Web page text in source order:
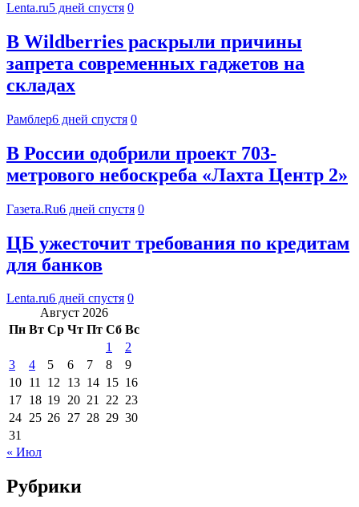
Lenta.ru5 дней спустя 0
В Wildberries раскрыли причины
запрета современных гаджетов на
складах
Рамблер6 дней спустя 0
В России одобрили проект 703-
метрового небоскреба «Лахта Центр 2»
Газета.Ru6 дней спустя 0
ЦБ ужесточит требования по кредитам
для банков
Lenta.ru6 дней спустя 0
Август 2026
Пн Вт Ср Чт Пт Сб Вс
1
2
3
4 5 6 7 8
9
10 11 12 13 14 15 16
17 18 19 20 21 22 23
24 25 26 27 28 29 30
31
« Июл
Рубрики